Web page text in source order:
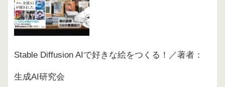
Stable Diffusion AIで好きな絵をつくる！／著者：
生成AI研究会